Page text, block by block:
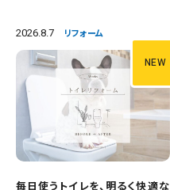
2026.8.7 リフォーム
NEW
毎日使うトイレを、明るく快適な